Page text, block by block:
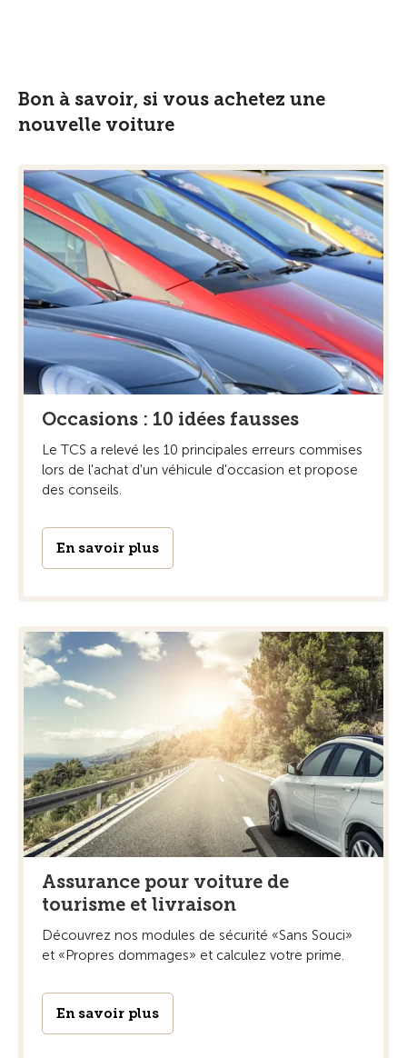
Bon à savoir, si vous achetez une
nouvelle voiture
Occasions : 10 idées fausses
Le TCS a relevé les 10 principales erreurs commises
lors de l'achat d'un véhicule d'occasion et propose
des conseils.
En savoir plus
Assurance pour voiture de
tourisme et livraison
Découvrez nos modules de sécurité «Sans Souci»
et «Propres dommages» et calculez votre prime.
En savoir plus